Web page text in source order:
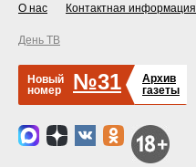
О нас Контактная информация
День ТВ
Новый
номер
№31
Архив
газеты